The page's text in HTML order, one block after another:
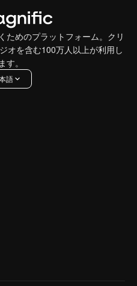
ためのプラットフォーム。クリ
オを含む100万人以上が利用し
す。
語